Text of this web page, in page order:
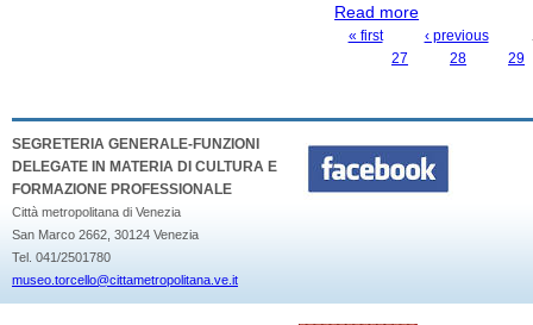
Read more
« first ‹ previous
27
28 29
SEGRETERIA GENERALE-FUNZIONI
DELEGATE IN MATERIA DI CULTURA E
FORMAZIONE PROFESSIONALE
Città metropolitana di Venezia
San Marco 2662, 30124 Venezia
Tel. 041/2501780
museo.torcello@cittametropolitana.ve.it